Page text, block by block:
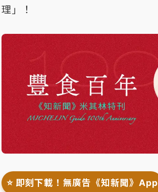
理」！
⭐️ 即刻下載！無廣告《知新聞》App